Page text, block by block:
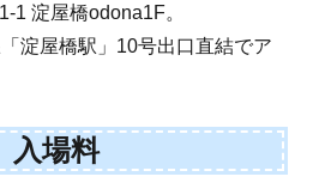
1 淀屋橋odona1F。
淀屋橋駅」10号出口直結でア
入場料